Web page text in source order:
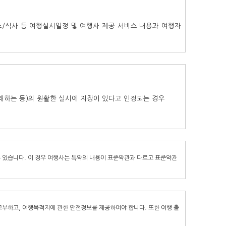
사 등 여행실시일정 및 여행사 제공 서비스 내용과 여행자
는 등)의 원활한 실시에 지장이 있다고 인정되는 경우
습니다. 이 경우 여행사는 특약의 내용이 표준약관과 다르고 표준약관
하고, 여행목적지에 관한 안전정보를 제공하여야 합니다. 또한 여행 출